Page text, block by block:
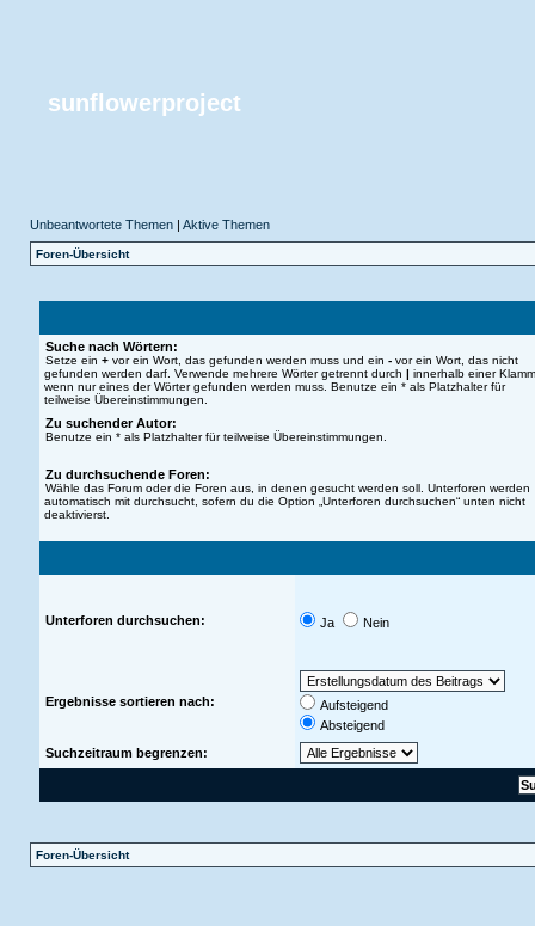
sunflowerproject
Unbeantwortete Themen| Aktive Themen
Foren-Übersicht
Suche nach Wörtern:
Setze ein +vor ein Wort, das gefunden werden muss und ein -vor ein Wort, das nicht
gefunden werden darf. Verwende mehrere Wörter getrennt durch | innerhalb einer
wenn nur eines der Wörter gefunden werden muss. Benutze ein * als Platzhalter für
teilweise Übereinstimmungen.
Zu suchender Autor:
Benutze ein * als Platzhalter für teilweise Übereinstimmungen.
Zu durchsuchende Foren:
Wähle das Forum oder die Foren aus, in denen gesucht werden soll. Unterforen werden
automatisch mit durchsucht, sofern du die Option „Unterforen durchsuchen“ unten nicht
deaktivierst.
Unterforen durchsuchen: Ja Nein
Ergebnisse sortieren nach:
Aufsteigend
Absteigend
Suchzeitraum begrenzen:
Foren-Übersicht